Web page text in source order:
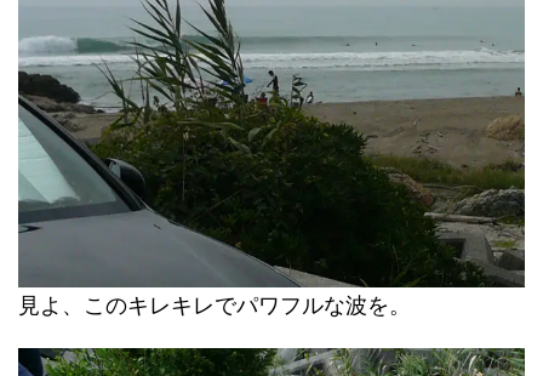
見よ、このキレキレでパワフルな波を。